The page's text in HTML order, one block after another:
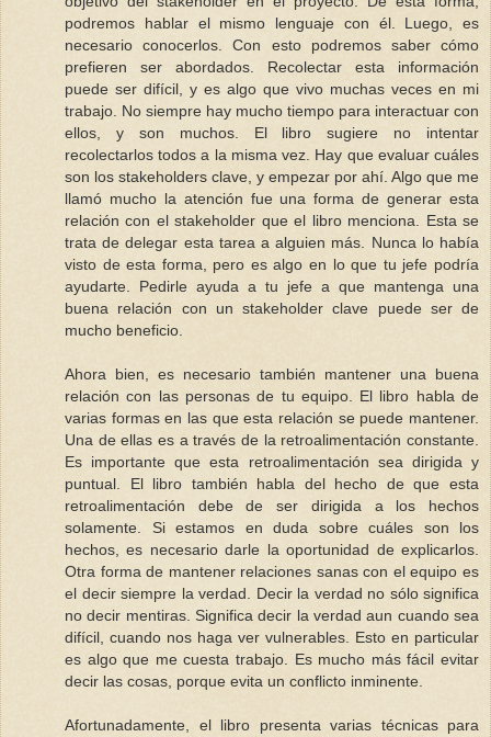
podremos hablar el mismo lenguaje con él. Luego, es
necesario conocerlos. Con esto podremos saber cómo
prefieren ser abordados. Recolectar esta información
puede ser difícil, y es algo que vivo muchas veces en mi
trabajo. No siempre hay mucho tiempo para interactuar con
ellos, y son muchos. El libro sugiere no intentar
recolectarlos todos a la misma vez. Hay que evaluar cuáles
son los stakeholders clave, y empezar por ahí. Algo que me
llamó mucho la atención fue una forma de generar esta
relación con el stakeholder que el libro menciona. Esta se
trata de delegar esta tarea a alguien más. Nunca lo había
visto de esta forma, pero es algo en lo que tu jefe podría
ayudarte. Pedirle ayuda a tu jefe a que mantenga una
buena relación con un stakeholder clave puede ser de
mucho beneficio.
Ahora bien, es necesario también mantener una buena
relación con las personas de tu equipo. El libro habla de
varias formas en las que esta relación se puede mantener.
Una de ellas es a través de la retroalimentación constante.
Es importante que esta retroalimentación sea dirigida y
puntual. El libro también habla del hecho de que esta
retroalimentación debe de ser dirigida a los hechos
solamente. Si estamos en duda sobre cuáles son los
hechos, es necesario darle la oportunidad de explicarlos.
Otra forma de mantener relaciones sanas con el equipo es
el decir siempre la verdad. Decir la verdad no sólo significa
no decir mentiras. Significa decir la verdad aun cuando sea
difícil, cuando nos haga ver vulnerables. Esto en particular
es algo que me cuesta trabajo. Es mucho más fácil evitar
decir las cosas, porque evita un conflicto inminente.
Afortunadamente, el libro presenta varias técnicas para